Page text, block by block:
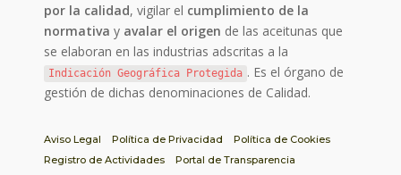
por la calidad, vigilar el cumplimiento de la
normativa y avalar el origen de las aceitunas que
se elaboran en las industrias adscritas a la
Indicación Geográfica Protegida . Es el órgano de
gestión de dichas denominaciones de Calidad.
Aviso Legal Política de Privacidad
Política de Cookies
Registro de Actividades
Portal de Transparencia